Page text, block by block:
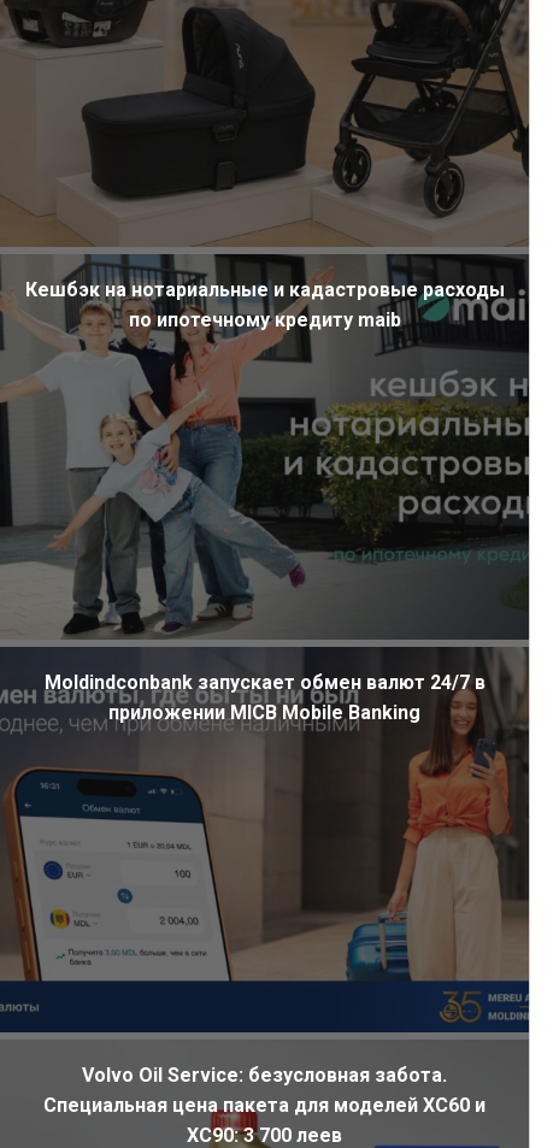
Кешбэк на нотариальные и кадастровые расходы
по ипотечному кредиту maib
Moldindconbank запускает обмен валют 24/7 в
приложении MICB Mobile Banking
Volvo Oil Service: безусловная забота.
Специальная цена пакета для моделей XC60 и
XC90: 3 700 леев